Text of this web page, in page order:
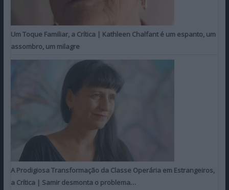
Um Toque Familiar, a Crítica | Kathleen Chalfant é um espanto, um
assombro, um milagre
A Prodigiosa Transformação da Classe Operária em Estrangeiros,
a Crítica | Samir desmonta o problema…